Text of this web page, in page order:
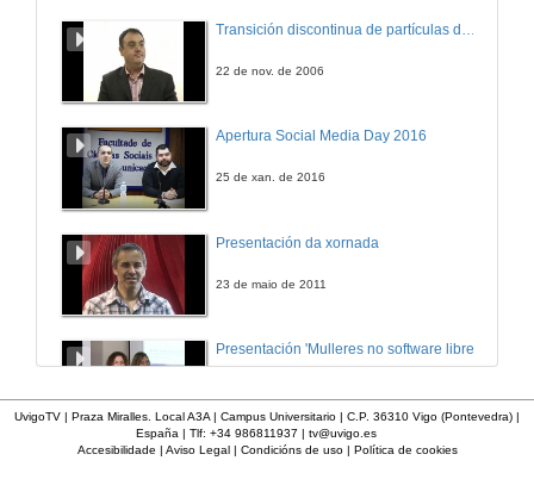
Quenda de preguntas
TRW automotive
22 de nov. de 2006
Apertura Social Media Day 2016
25 de xan. de 2016
Presentación da xornada
23 de maio de 2011
Presentación 'Mulleres no software libre'
Imaxe de vídeo dixital
UvigoTV | Praza Miralles. Local A3A | Campus Universitario | C.P. 36310 Vigo (Pontevedra) |
España | Tlf: +34 986811937 | tv@uvigo.es
Accesibilidade | Aviso Legal| Condicións de uso| Política de cookies